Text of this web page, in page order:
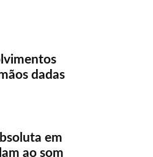
dadas
em
ao som